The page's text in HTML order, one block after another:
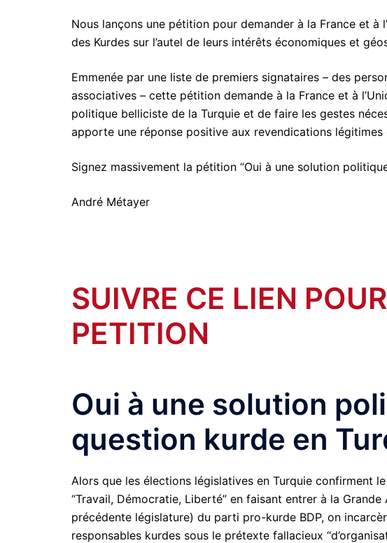
Nous lançons une pétition pour demander à la France et à
des Kurdes sur l’autel de leurs intérêts économiques et
Emmenée par une liste de premiers signataires – des
associatives – cette pétition demande à la France et à
politique belliciste de la Turquie et de faire les gestes
apporte une réponse positive aux revendications légitimes
Signez massivement la pétition “Oui à une solution
André Métayer
SUIVRE CE LIEN
PETITION
Oui à une solution
question kurde en
Alors que les élections législatives en Turquie confirment
“Travail, Démocratie, Liberté” en faisant entrer à la
précédente législature) du parti pro-kurde BDP, on
responsables kurdes sous le prétexte fallacieux